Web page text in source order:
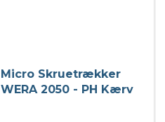
Micro Skruetrækker
WERA 2050 - PH Kærv